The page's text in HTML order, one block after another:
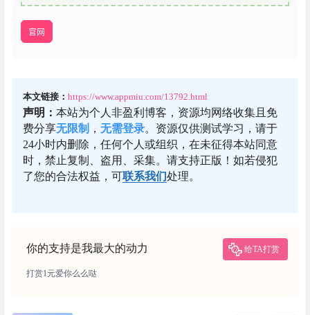
官网
本文链接： https://www.appmiu.com/13792.html
声明： 本站为个人非盈利博客，资源均网络收集且免
费分享无限制 ， 无需登录。资源仅供测试学习，请于
24小时内删除，任何个人或组织，在未征得本站同意
时，禁止复制、盗用、采集。请支持正版！如若侵犯
了您的合法权益，可联系我们处理。
你的支持是我最大的动力 给TA打赏
打赏1元爱你么么哒